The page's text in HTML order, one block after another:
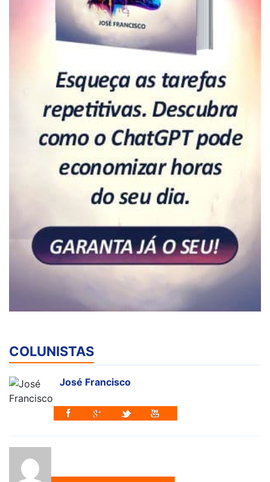
COLUNISTAS
José Francisco